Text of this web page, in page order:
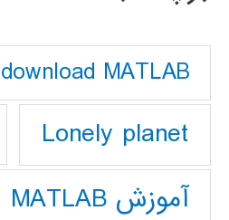
download MATLAB
Lonely planet
آموزش MATLAB